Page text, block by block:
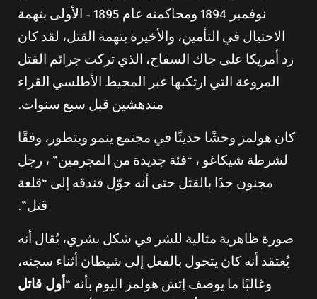
نوفمبر 1894 ومحاكمته عام 1895 – الأولى بتهمة
الاحتيال في التأمين، والأخيرة بتهمة القتل، لقد كان
رد أمريكا على جاك السفاح، الذي تركت جرائم القتل
المروعة التي ارتكبها عبر المحيط الأطلسي القراء
مندهشين قبل سبع سنوات.
كان هولمز وحشًا حديثًا في مجتمع ينمو ويتطور، وفقًا
لشرطة شيكاغو ، “فئة جديدة من المجرمين” ، رجل
مجنون جدًا بالقتل حتى أنه حوّل فندقه إلى “قلعة
قتل”.
صورة ظاهرية مثالية للشر في شكل بشري، يُقال أنه
يُعتقد أنه كان يتحول بالفعل إلى شيطان أثناء سجنه،
وغالبًا ما يوصف إتش هولمز اليوم بأنه “أول قاتل